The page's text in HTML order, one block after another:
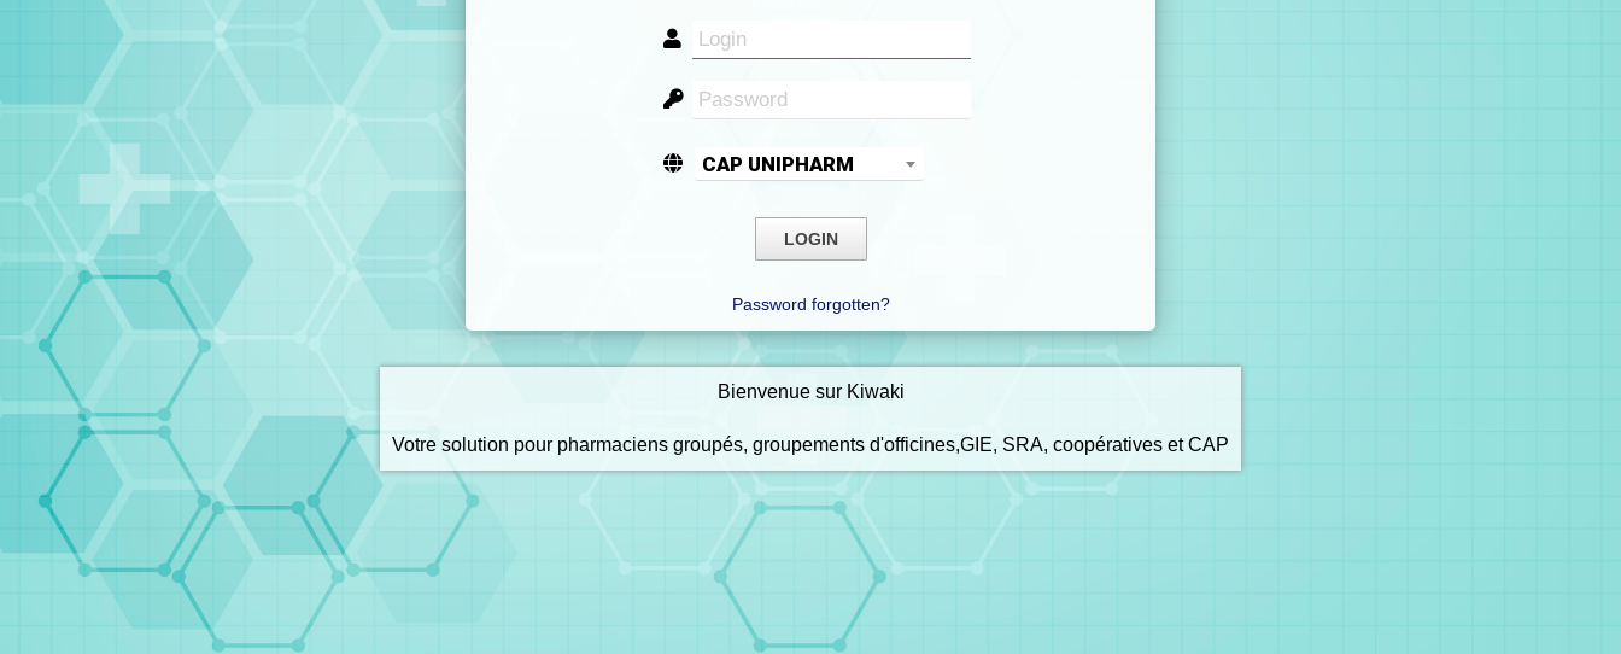
CAP UNIPHARM
Password forgotten?
Bienvenue sur Kiwaki
Votre solution pour pharmaciens groupés, groupements d'officines,GIE, SRA, coopératives et CAP